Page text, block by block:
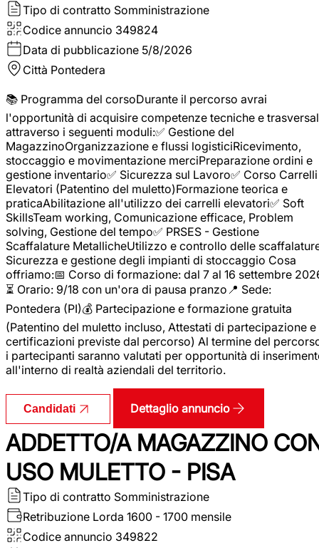
Tipo di contratto Somministrazione
Codice annuncio 349824
Data di pubblicazione 5/8/2026
Città Pontedera
📚 Programma del corsoDurante il percorso avrai
l'opportunità di acquisire competenze tecniche e
attraverso i seguenti moduli:✅ Gestione del
MagazzinoOrganizzazione e flussi logisticiRicevimento,
stoccaggio e movimentazione merciPreparazione ordini e
gestione inventario✅ Sicurezza sul Lavoro✅ Corso Carrelli
Elevatori (Patentino del muletto)Formazione teorica e
praticaAbilitazione all'utilizzo dei carrelli elevatori✅ Soft
SkillsTeam working, Comunicazione efficace, Problem
solving, Gestione del tempo✅ PRSES - Gestione
Scaffalature MetallicheUtilizzo e controllo delle
Sicurezza e gestione degli impianti di stoccaggio Cosa
offriamo:📅 Corso di formazione: dal 7 al 16 settembre
⏳ Orario: 9/18 con un'ora di pausa pranzo📍 Sede:
Pontedera (PI)💰 Partecipazione e formazione gratuita
(Patentino del muletto incluso, Attestati di partecipazione e
certificazioni previste dal percorso) Al termine del
i partecipanti saranno valutati per opportunità di
all'interno di realtà aziendali del territorio.
Candidati Dettaglio annuncio
ADDETTO/A MAGAZZINO
USO MULETTO - PISA
Tipo di contratto Somministrazione
Retribuzione Lorda 1600 - 1700 mensile
Codice annuncio 349822